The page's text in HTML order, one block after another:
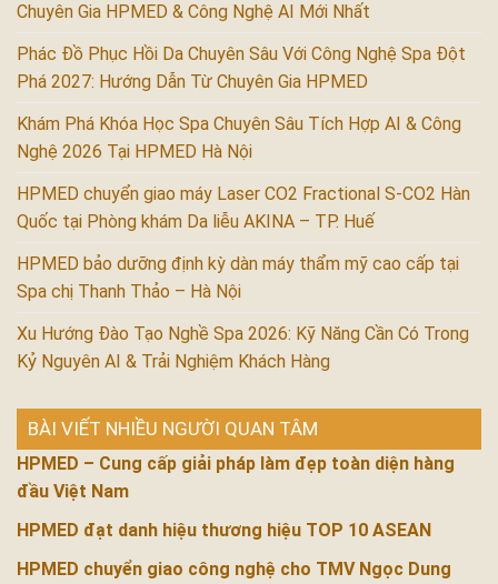
Chuyên Gia HPMED & Công Nghệ AI Mới Nhất
Phác Đồ Phục Hồi Da Chuyên Sâu Với Công Nghệ Spa Đột
Phá 2027: Hướng Dẫn Từ Chuyên Gia HPMED
Khám Phá Khóa Học Spa Chuyên Sâu Tích Hợp AI & Công
Nghệ 2026 Tại HPMED Hà Nội
HPMED chuyển giao máy Laser CO2 Fractional S-CO2 Hàn
Quốc tại Phòng khám Da liễu AKINA – TP. Huế
HPMED bảo dưỡng định kỳ dàn máy thẩm mỹ cao cấp tại
Spa chị Thanh Thảo – Hà Nội
Xu Hướng Đào Tạo Nghề Spa 2026: Kỹ Năng Cần Có Trong
Kỷ Nguyên AI & Trải Nghiệm Khách Hàng
BÀI VIẾT NHIỀU NGƯỜI QUAN TÂM
HPMED – Cung cấp giải pháp làm đẹp toàn diện hàng
đầu Việt Nam
HPMED đạt danh hiệu thương hiệu TOP 10 ASEAN
HPMED chuyển giao công nghệ cho TMV Ngọc Dung